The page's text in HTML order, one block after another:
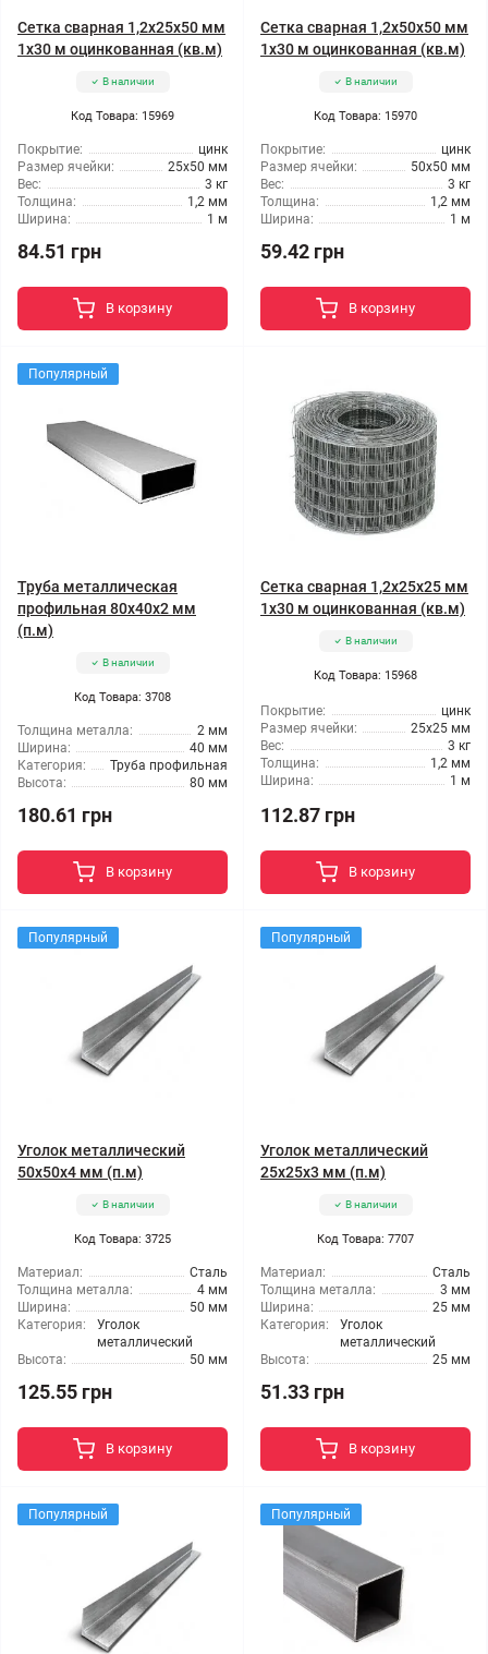
Сетка сварная 1,2x25x50 мм
1x30 м оцинкованная (кв.м)
В наличии
Код Товара: 15969
Покрытие:
цинк
Размер ячейки:
25x50 мм
Вес:
3 кг
Толщина:
1,2 мм
Ширина:
1 м
84.51 грн
В корзину
Сетка сварная 1,2x50x50 мм
1x30 м оцинкованная (кв.м)
В наличии
Код Товара: 15970
Покрытие:
цинк
Размер ячейки:
50x50 мм
Вес:
3 кг
Толщина:
1,2 мм
Ширина:
1 м
59.42 грн
В корзину
Популярный
Труба металлическая
профильная 80x40x2 мм
(п.м)
В наличии
Код Товара: 3708
Толщина металла:
2 мм
Ширина:
40 мм
Категория:
Труба профильная
Высота:
80 мм
180.61 грн
В корзину
Сетка сварная 1,2x25x25 мм
1x30 м оцинкованная (кв.м)
В наличии
Код Товара: 15968
Покрытие:
цинк
Размер ячейки:
25x25 мм
Вес:
3 кг
Толщина:
1,2 мм
Ширина:
1 м
112.87 грн
В корзину
Популярный
Уголок металлический
50x50x4 мм (п.м)
В наличии
Код Товара: 3725
Материал:
Сталь
Толщина металла:
4 мм
Ширина:
50 мм
Категория:
Уголок
металлический
Высота:
50 мм
125.55 грн
В корзину
Популярный
Уголок металлический
25х25х3 мм (п.м)
В наличии
Код Товара: 7707
Материал:
Сталь
Толщина металла:
3 мм
Ширина:
25 мм
Категория:
Уголок
металлический
Высота:
25 мм
51.33 грн
В корзину
Популярный Популярный